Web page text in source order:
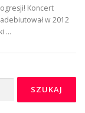
Koncert
w 2012
…